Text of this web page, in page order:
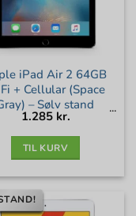
iPad Air 2 64GB
+ Cellular (Space
– Sølv stand
1.285 kr.
TIL KURV